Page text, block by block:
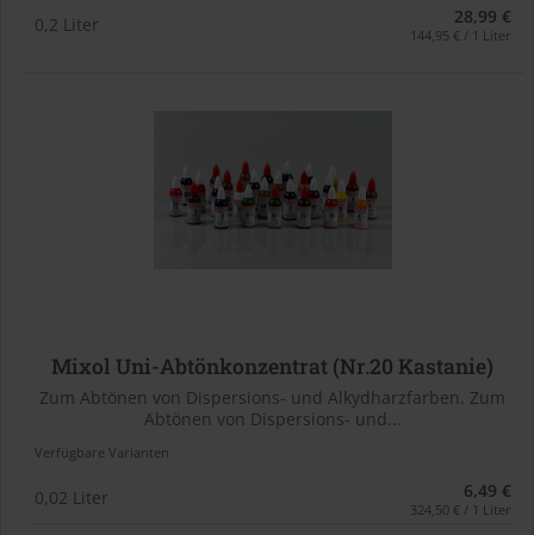
0,2 Liter 28,99 €
144,95 € / 1 Liter
Mixol Uni-Abtönkonzentrat (Nr.20 Kastanie)
Zum Abtönen von Dispersions- und Alkydharzfarben. Zum
Abtönen von Dispersions- und...
Verfügbare Varianten
0,02 Liter 6,49 €
324,50 € / 1 Liter